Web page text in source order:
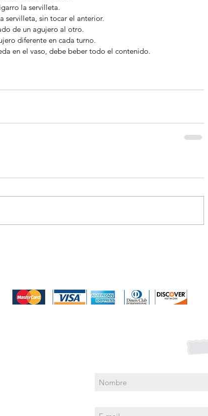
la servilleta.
servilleta, sin tocar el anterior.
de un agujero al otro.
diferente en cada turno.
en el vaso, debe beber todo el contenido.
Suscríbete para Promociones